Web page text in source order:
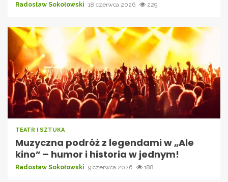
Radosław Sokołowski 18 czerwca 2026 229
TEATR I SZTUKA
Muzyczna podróż z legendami w „Ale
kino” – humor i historia w jednym!
Radosław Sokołowski 9 czerwca 2026 188